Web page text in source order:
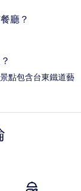
廳？
點包含台東鐵道藝